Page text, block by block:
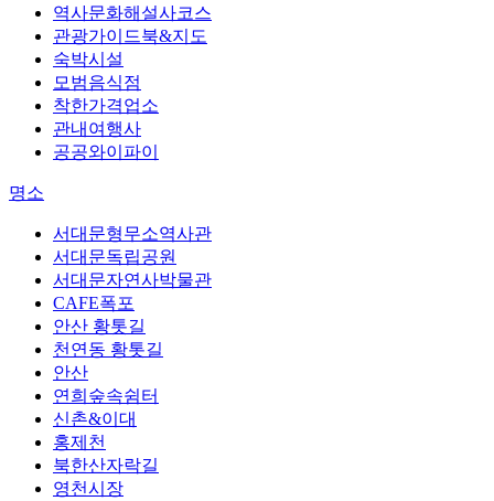
역사문화해설사코스
관광가이드북&지도
숙박시설
모범음식점
착한가격업소
관내여행사
공공와이파이
명소
서대문형무소역사관
서대문독립공원
서대문자연사박물관
CAFE폭포
안산 황톳길
천연동 황톳길
안산
연희숲속쉼터
신촌&이대
홍제천
북한산자락길
영천시장